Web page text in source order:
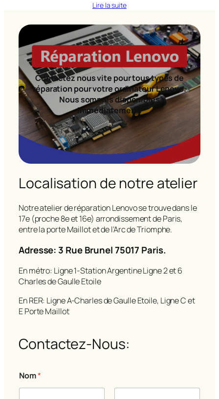
Lire la suite
Contactez nous vite pour tous types de
réparation pour votre ordinateur Lenovo.
Nous sommes disponibles
immédiatement!
Localisation de notre atelier
Notre atelier de réparation Lenovo se trouve dans le
17e (proche 8e et 16e) arrondissement de Paris,
entre la porte Maillot et de l’Arc de Triomphe.
Adresse: 3 Rue Brunel 75017 Paris.
En métro: Ligne 1-Station Argentine Ligne 2 et 6
Charles de Gaulle Etoile
En RER: Ligne A-Charles de Gaulle Etoile, Ligne C et
E Porte Maillot
Contactez-Nous:
-
m
Nom*